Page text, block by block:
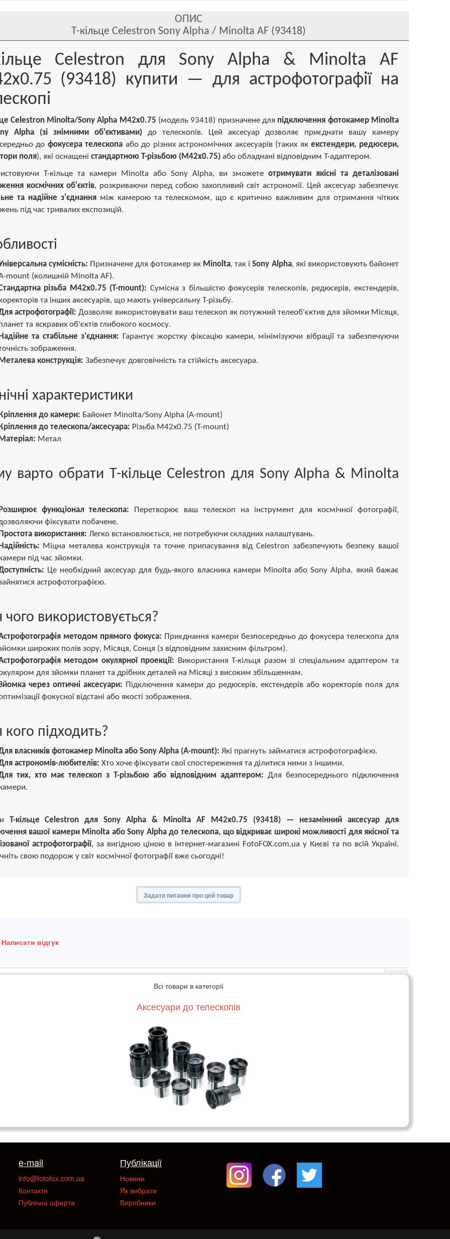
ОПИС
Т-кільце Celestron Sony Alpha / Minolta AF (93418)
Celestron для Sony Alpha & Minolta AF
(93418) купити — для астрофотографії на
Celestron Minolta/Sony Alpha M42x0.75 (модель 93418) призначене для підключення фотокамер Minolta
Alpha (зі знімними об'єктивами)до телескопів. Цей аксесуар дозволяє приєднати вашу камеру
до фокусера телескопа або до різних астрономічних аксесуарів (таких якекстендери, редюсери,
поля), які оснащені стандартною T-різьбою (M42x0.75)або обладнані відповідним Т-адаптером.
Т-кільце та камери Minolta або Sony Alpha, ви зможете отримувати якісні та деталізовані
космічних об'єктів, розкриваючи перед собою захопливий світ астрономії. Цей аксесуар забезпечує
та надійне з'єднанняміж камерою та телескомом, що є критично важливим для отримання чітких
під час тривалих експозицій.
сумісність: Призначене для фотокамер як Minolta, так іSony Alpha, які використовують байонет
mount (колишній Minolta AF).
різьба М42x0.75 (T-mount): Сумісна з більшістю фокусерів телескопів, редюсерів, екстендерів,
та інших аксесуарів, що мають універсальну Т-різьбу.
астрофотографії: Дозволяє використовувати ваш телескоп як потужний телеоб'єктив для зйомки Місяця,
та яскравих об'єктів глибокого космосу.
та стабільне з'єднання: Гарантує жорстку фіксацію камери, мінімізуючи вібрації та забезпечуючи
зображення.
конструкція: Забезпечує довговічність та стійкість аксесуара.
характеристики
до камери: Байонет Minolta/Sony Alpha (A-mount)
до телескопа/аксесуара: Різьба М42x0.75 (T-mount)
Метал
варто обрати Т-кільце Celestron для Sony Alpha & Minolta
функціонал телескопа: Перетворює ваш телескоп на інструмент для космічної фотографії,
фіксувати побачене.
використання: Легко встановлюється, не потребуючи складних налаштувань.
Міцна металева конструкція та точне припасування від Celestron забезпечують безпеку вашої
під час зйомки.
Це необхідний аксесуар для будь-якого власника камери Minolta або Sony Alpha, який бажає
астрофотографією.
чого використовується?
методом прямого фокуса: Приєднання камери безпосередньо до фокусера телескопа для
широких полів зору, Місяця, Сонця (з відповідним захисним фільтром).
методом окулярної проекції: Використання Т-кільця разом зі спеціальним адаптером та
для зйомки планет та дрібних деталей на Місяці з високим збільшенням.
через оптичні аксесуари: Підключення камери до редюсерів, екстендерів або коректорів поля для
фокусної відстані або якості зображення.
кого підходить?
власників фотокамер Minolta або Sony Alpha (A-mount): Які прагнуть займатися астрофотографією.
астрономів-любителів: Хто хоче фіксувати свої спостереження та ділитися ними з іншими.
тих, хто має телескоп з Т-різьбою або відповідним адаптером: Для безпосереднього підключення
Т-кільце Celestron для Sony Alpha & Minolta AF M42x0.75 (93418) — незамінний аксесуар для
вашої камери Minolta або Sony Alpha до телескопа, що відкриває широкі можливості для якісної та
астрофотографії, за вигідною ціною в інтернет-магазині FotoFOX.com.ua у Києві та по всій Україні.
свою подорож у світ космічної фотографії вже сьогодні!
Задати питання про цей товар
Написати відгук
JComments
Всі товари в категорії
Аксесуари до телескопів
e-mail
info@fotofox.com.ua
Контакти
Публічна оферта
Публікації
Новини
Як вибрати
Виробники